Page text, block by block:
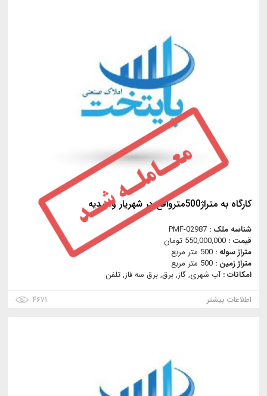
کارگاه به متراژ500مترواقع در شهریار وحیدیه
شناسه ملک : PMF-02987
قیمت : 550,000,000 تومان
متراژ سوله : 500 متر مربع
متراژ زمین : 500 متر مربع
امکانات :آب شهری, گاز, برق, برق سه فاز, تلفن
اطلاعات بیشتر
۴۶۷۱